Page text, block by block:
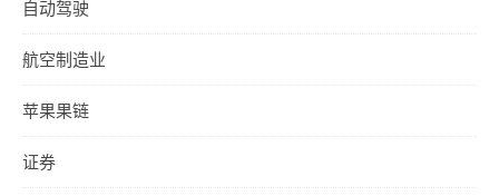
自动驾驶
航空制造业
苹果果链
证券